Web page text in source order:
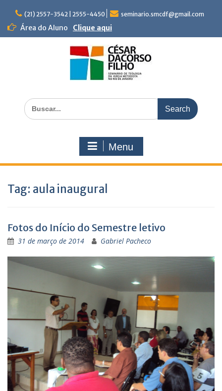
content
(21) 2557-3542 | 2555-4450 seminario.smcdf@gmail.com
Área do Aluno Clique aqui
Search
for:
Menu
Tag: aula inaugural
Fotos do Início do Semestre letivo
31 de março de 2014 Gabriel Pacheco